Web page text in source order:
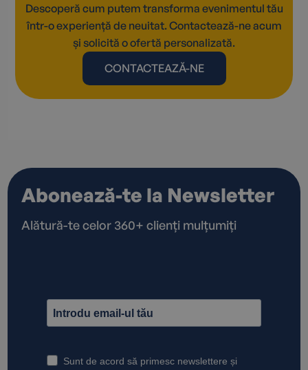
Descoperă cum putem transforma evenimentul tău
într-o experiență de neuitat. Contactează-ne acum
și solicită o ofertă personalizată.
CONTACTEAZĂ-NE
Abonează-te la Newsletter
Alătură-te celor 360+ clienți mulțumiți